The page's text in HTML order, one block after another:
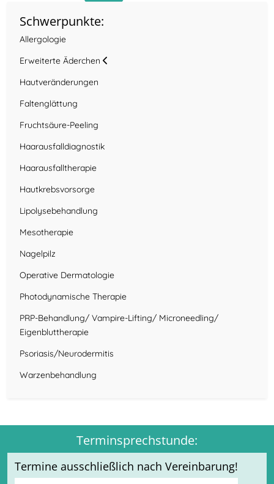
Schwerpunkte:
Allergologie
Erweiterte Äderchen
Hautveränderungen
Faltenglättung
Fruchtsäure-Peeling
Haarausfalldiagnostik
Haarausfalltherapie
Hautkrebsvorsorge
Lipolysebehandlung
Mesotherapie
Nagelpilz
Operative Dermatologie
Photodynamische Therapie
PRP-Behandlung/ Vampire-Lifting/ Microneedling/
Eigenbluttherapie
Psoriasis/Neurodermitis
Warzenbehandlung
Terminsprechstunde:
Termine ausschließlich nach Vereinbarung!